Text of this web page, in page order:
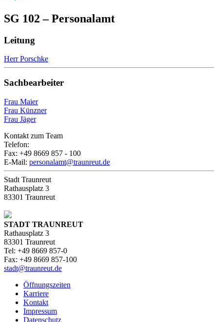
SG 102 – Personalamt
Leitung
Herr Porschke
Sachbearbeiter
Frau Maier
Frau Künzner
Frau Jäger
Kontakt zum Team
Telefon:
Fax: +49 8669 857 - 100
E-Mail: personalamt@traunreut.de
Stadt Traunreut
Rathausplatz 3
83301 Traunreut
STADT TRAUNREUT
Rathausplatz 3
83301 Traunreut
Tel: +49 8669 857-0
Fax: +49 8669 857-100
stadt@traunreut.de
Öffnungszeiten
Karriere
Kontakt
Impressum
Datenschutz